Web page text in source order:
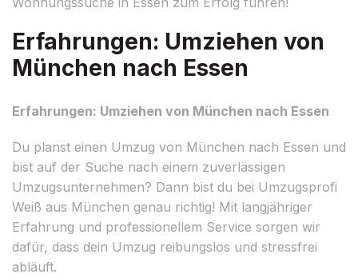
Erfahrungen: Umziehen von
München nach Essen
Erfahrungen: Umziehen von München nach Essen
Du planst einen Umzug von München nach Essen und
bist auf der Suche nach einem zuverlässigen
Umzugsunternehmen? Dann bist du bei Umzugsprofi
Weiß aus München genau richtig! Mit langjähriger
Erfahrung und professionellem Service sorgen wir
dafür, dass dein Umzug reibungslos und stressfrei
abläuft.